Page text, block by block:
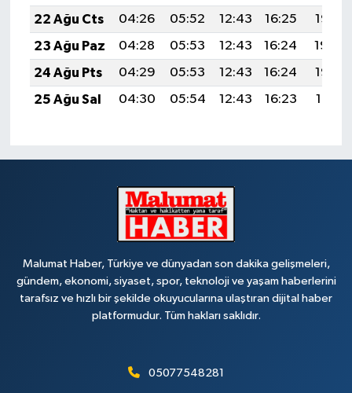
22 Ağu Cts
04:26 05:52 12:43 16:25
19:25
23 Ağu Paz
04:28 05:53 12:43 16:24
19:24
24 Ağu Pts
04:29 05:53 12:43 16:24
19:22
25 Ağu Sal
04:30 05:54 12:43 16:23 19:21
Malumat Haber, Türkiye ve dünyadan son dakika gelişmeleri,
gündem, ekonomi, siyaset, spor, teknoloji ve yaşam haberlerini
tarafsız ve hızlı bir şekilde okuyucularına ulaştıran dijital haber
platformudur. Tüm hakları saklıdır.
05077548281